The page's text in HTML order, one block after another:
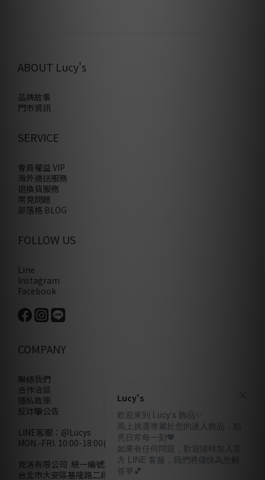
ABOUT Lucy's
品牌故事
門市資訊
SERVICE
會員權益 VIP
海外運送服務
退換貨服務
常見問題
部落格 BLOG
FOLLOW US
Line
Instagram
Facebook
COMPANY
聯絡我們
合作洽談
隱私政策
反詐騙公告
LINE客服： @Lucys
MON.-FRI. 10:00-18:00(不含例假日)
克洛有限公司 統一編號28858320
台北市大安區基隆路二段110號10樓
Lucy's
歡迎來到 Lucy's 飾品✨
馬上挑選專屬於您的迷人飾品，點
亮日常每一刻💖
如果有任何問題，歡迎隨時加入官
方 LINE 客服，我們將儘快為您解
答💬💕